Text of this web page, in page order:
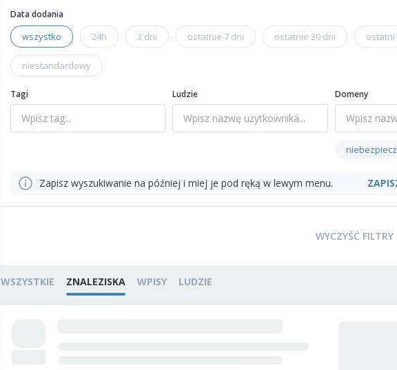
Data dodania
wszystko 24h 3 dni ostatnie 7 dni ostatnie 30 dni ostatni
niestandardowy
Tagi Ludzie Domeny
Zapisz wyszukiwanie na później i miej je pod ręką w lewym menu.
WYCZYŚĆ FILTRY
WSZYSTKIE ZNALEZISKA WPISY LUDZIE